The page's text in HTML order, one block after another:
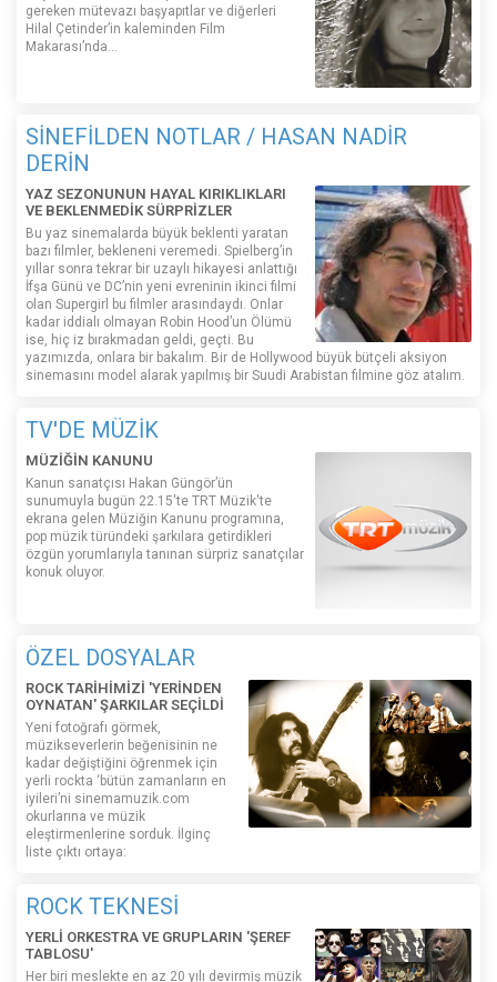
gereken mütevazı başyapıtlar ve diğerleri
Hilal Çetinder’in kaleminden Film
Makarası’nda…
SİNEFİLDEN NOTLAR / HASAN NADİR
DERİN
YAZ SEZONUNUN HAYAL KIRIKLIKLARI
VE BEKLENMEDİK SÜRPRİZLER
Bu yaz sinemalarda büyük beklenti yaratan
bazı filmler, bekleneni veremedi. Spielberg’in
yıllar sonra tekrar bir uzaylı hikayesi anlattığı
İfşa Günü ve DC’nin yeni evreninin ikinci filmi
olan Supergirl bu filmler arasındaydı. Onlar
kadar iddialı olmayan Robin Hood’un Ölümü
ise, hiç iz bırakmadan geldi, geçti. Bu
yazımızda, onlara bir bakalım. Bir de Hollywood büyük bütçeli aksiyon
sinemasını model alarak yapılmış bir Suudi Arabistan filmine göz atalım.
TV'DE MÜZİK
MÜZİĞİN KANUNU
Kanun sanatçısı Hakan Güngör’ün
sunumuyla bugün 22.15'te TRT Müzik'te
ekrana gelen Müziğin Kanunu programına,
pop müzik türündeki şarkılara getirdikleri
özgün yorumlarıyla tanınan sürpriz sanatçılar
konuk oluyor.
ÖZEL DOSYALAR
ROCK TARİHİMİZİ 'YERİNDEN
OYNATAN' ŞARKILAR SEÇİLDİ
Yeni fotoğrafı görmek,
müzikseverlerin beğenisinin ne
kadar değiştiğini öğrenmek için
yerli rockta ‘bütün zamanların en
iyileri’ni sinemamuzik.com
okurlarına ve müzik
eleştirmenlerine sorduk. İlginç
liste çıktı ortaya:
ROCK TEKNESİ
YERLİ ORKESTRA VE GRUPLARIN 'ŞEREF
TABLOSU'
Her biri meslekte en az 20 yılı devirmiş müzik